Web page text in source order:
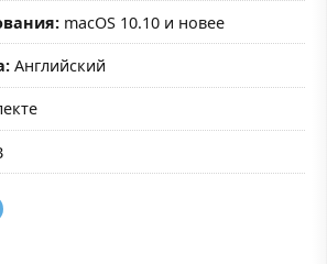
macOS 10.10 и новее
Английский